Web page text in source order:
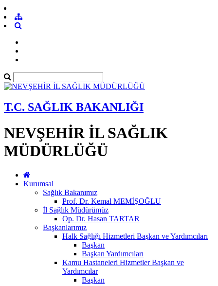
T.C. SAĞLIK BAKANLIĞI
NEVŞEHİR İL SAĞLIK
MÜDÜRLÜĞÜ
Kurumsal
Sağlık Bakanımız
Prof. Dr. Kemal MEMİŞOĞLU
İl Sağlık Müdürümüz
Op. Dr. Hasan TARTAR
Başkanlarımız
Halk Sağlığı Hizmetleri Başkan ve Yardımcıları
Başkan
Başkan Yardımcıları
Kamu Hastaneleri Hizmetler Başkan ve
Yardımcılar
Başkan